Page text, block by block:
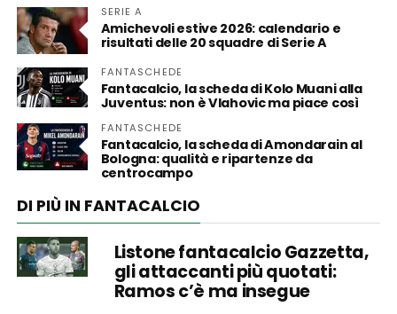
SERIE A
Amichevoli estive 2026: calendario e
risultati delle 20 squadre di Serie A
FANTASCHEDE
Fantacalcio, la scheda di Kolo Muani alla
Juventus: non è Vlahovic ma piace così
FANTASCHEDE
Fantacalcio, la scheda di Amondarain al
Bologna: qualità e ripartenze da
centrocampo
DI PIÙ IN FANTACALCIO
Listone fantacalcio Gazzetta,
gli attaccanti più quotati:
Ramos c’è ma insegue